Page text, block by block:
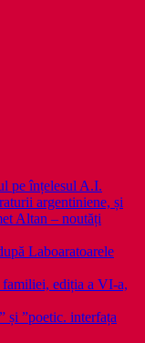
pe înțelesul A.I.
argentiniene, și
Altan – noutăți
Laboaratoarele
ediția a VI-a,
și ”poetic. interfața